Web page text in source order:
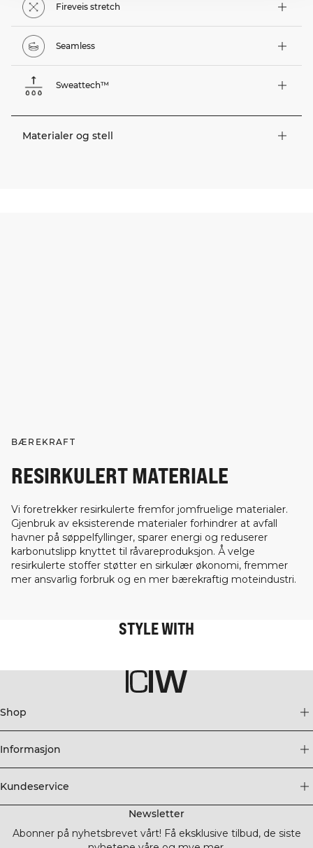
Fireveis stretch
Seamless
Sweattech™
Materialer og stell
BÆREKRAFT
RESIRKULERT MATERIALE
Vi foretrekker resirkulerte fremfor jomfruelige materialer.
Gjenbruk av eksisterende materialer forhindrer at avfall
havner på søppelfyllinger, sparer energi og reduserer
karbonutslipp knyttet til råvareproduksjon. Å velge
resirkulerte stoffer støtter en sirkulær økonomi, fremmer
mer ansvarlig forbruk og en mer bærekraftig moteindustri.
STYLE WITH
Shop
Informasjon
Kundeservice
Newsletter
Abonner på nyhetsbrevet vårt! Få eksklusive tilbud, de siste